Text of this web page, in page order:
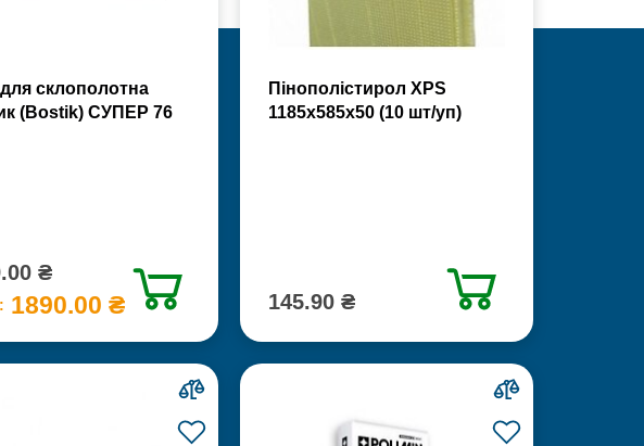
склополотна
(Bostik) СУПЕР 76
₴
1890.00 ₴
Пінополістирол XPS
1185х585х50 (10 шт/уп)
145.90 ₴